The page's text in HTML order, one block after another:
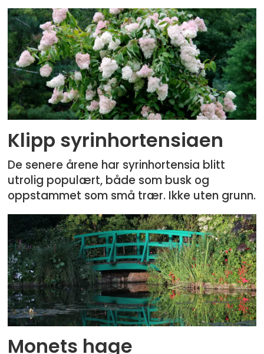
Klipp syrinhortensiaen
De senere årene har syrinhortensia blitt
utrolig populært, både som busk og
oppstammet som små trær. Ikke uten grunn.
Monets hage